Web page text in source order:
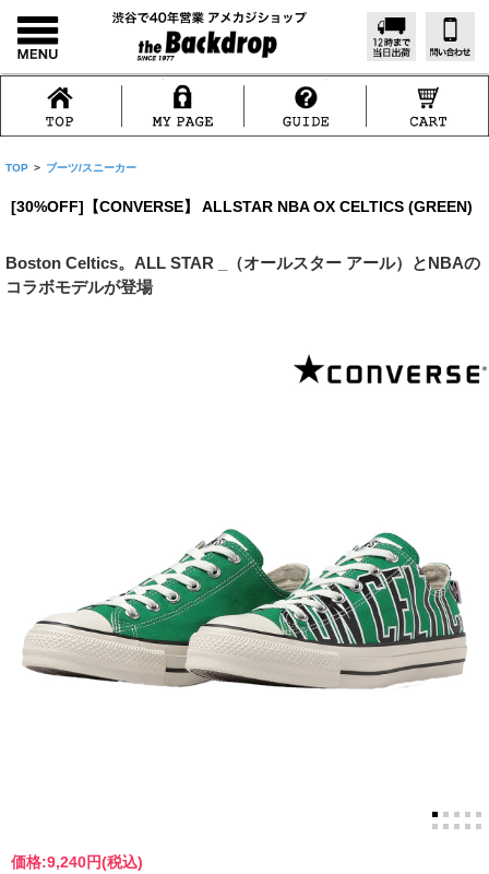
TOP > ブーツ/スニーカー
[30%OFF]【CONVERSE】 ALLSTAR NBA OX CELTICS (GREEN)
Boston Celtics。ALL STAR _（オールスター アール）とNBAの
コラボモデルが登場
価格:9,240円(税込)